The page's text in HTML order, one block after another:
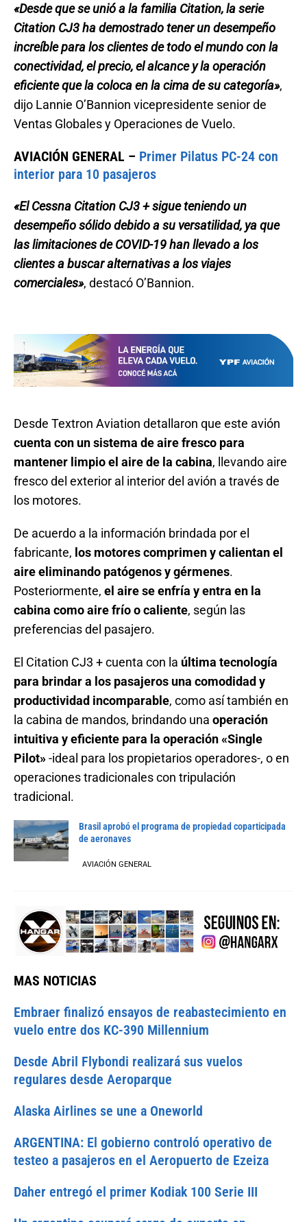
«Desde que se unió a la familia Citation, la serie
Citation CJ3 ha demostrado tener un desempeño
increíble para los clientes de todo el mundo con la
conectividad, el precio, el alcance y la operación
eficiente que la coloca en la cima de su categoría»,
dijo Lannie O’Bannion vicepresidente senior de
Ventas Globales y Operaciones de Vuelo.
AVIACIÓN GENERAL – Primer Pilatus PC-24 con
interior para 10 pasajeros
«El Cessna Citation CJ3 + sigue teniendo un
desempeño sólido debido a su versatilidad, ya que
las limitaciones de COVID-19 han llevado a los
clientes a buscar alternativas a los viajes
comerciales», destacó O’Bannion.
Desde Textron Aviation detallaron que este avión
cuenta con un sistema de aire fresco para
mantener limpio el aire de la cabina, llevando aire
fresco del exterior al interior del avión a través de
los motores.
De acuerdo a la información brindada por el
fabricante, los motores comprimen y calientan el
aire eliminando patógenos y gérmenes.
Posteriormente, el aire se enfría y entra en la
cabina como aire frío o caliente, según las
preferencias del pasajero.
El Citation CJ3 + cuenta con la última tecnología
para brindar a los pasajeros una comodidad y
productividad incomparable, como así también en
la cabina de mandos, brindando una operación
intuitiva y eficiente para la operación «Single
Pilot»-ideal para los propietarios operadores-, o en
operaciones tradicionales con tripulación
tradicional.
Brasil aprobó el programa de propiedad coparticipada
de aeronaves
AVIACIÓN GENERAL
MAS NOTICIAS
Embraer finalizó ensayos de reabastecimiento en
vuelo entre dos KC-390 Millennium
Desde Abril Flybondi realizará sus vuelos
regulares desde Aeroparque
Alaska Airlines se une a Oneworld
ARGENTINA: El gobierno controló operativo de
testeo a pasajeros en el Aeropuerto de Ezeiza
Daher entregó el primer Kodiak 100 Serie III